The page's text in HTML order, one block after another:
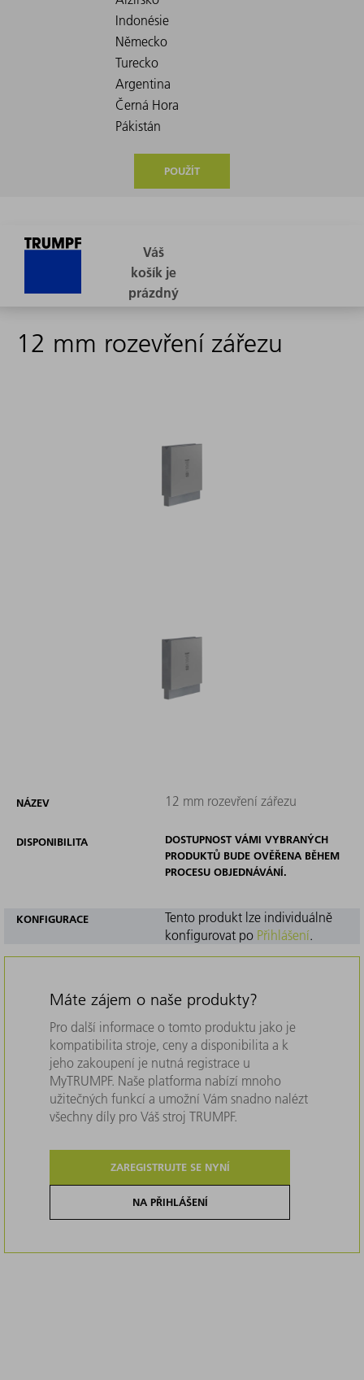
POUŽÍT
12 mm rozevření zářezu
NÁZEV 12 mm rozevření zářezu
DISPONIBILITA
DOSTUPNOST VÁMI VYBRANÝCH
PRODUKTŮ BUDE OVĚŘENA BĚHEM
PROCESU OBJEDNÁVÁNÍ.
KONFIGURACE
Tento produkt lze individuálně
konfigurovat po Přihlášení.
Máte zájem o naše produkty?
Pro další informace o tomto produktu jako je
kompatibilita stroje, ceny a disponibilita a k
jeho zakoupení je nutná registrace u
MyTRUMPF. Naše platforma nabízí mnoho
užitečných funkcí a umožní Vám snadno nalézt
všechny díly pro Váš stroj TRUMPF.
ZAREGISTRUJTE SE NYNÍ
NA PŘIHLÁŠENÍ